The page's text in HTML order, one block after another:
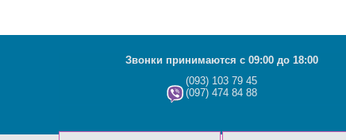
Звонки принимаются с 09:00 до 18:00
(093) 103 79 45
(097) 474 84 88